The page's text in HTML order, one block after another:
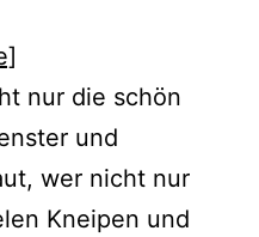
nur die schön
und
wer nicht nur
Kneipen und